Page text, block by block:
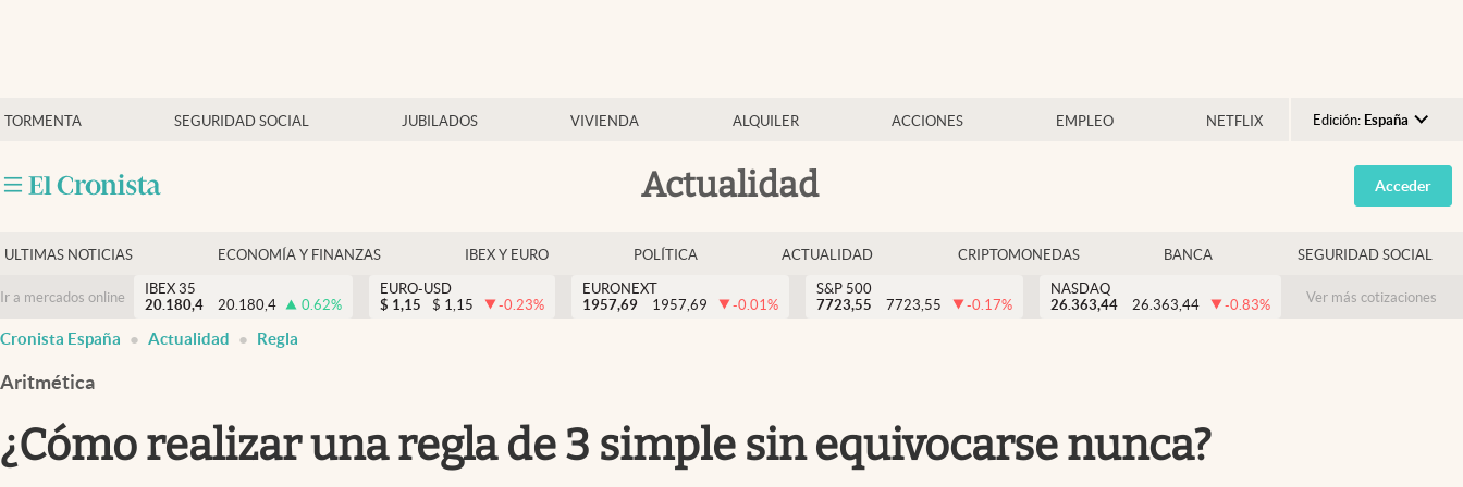
TORMENTA SEGURIDAD SOCIAL JUBILADOS VIVIENDA ALQUILER ACCIONES EMPLEO NETFLIX Edición: España
Argentina
España
USA
Colombia
Actualidad
Economía y finanzas
Criptomonedas
Acceder
ULTIMAS NOTICIAS ECONOMÍA Y FINANZAS IBEX Y EURO POLÍTICA ACTUALIDAD CRIPTOMONEDAS BANCA SEGURIDAD SOCIAL
Ir a mercados online
IBEX 35
20.180,4
20.180,4 0.62%
EURO-USD
$ 1,15 $ 1,15 -0.23%
EURONEXT
1957,69
1957,69 -0.01%
S&P 500
7723,55
7723,55 -0.17%
NASDAQ
26.363,44
26.363,44 -0.83% Ver más cotizaciones
Cronista España Actualidad Regla
Aritmética
¿Cómo realizar una regla de 3 simple sin equivocarse nunca?